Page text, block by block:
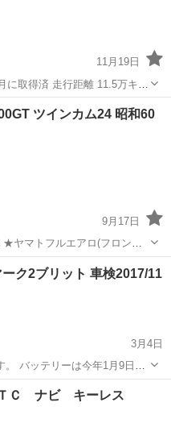
11月19日
取得済 走行距離 11.5万キロ
、前後デフオイル交換済で
ツインカム24 昭和60
9月17日
★ヤマトフルエアロ(フロント.
ーク2ブリット 車検2017/11
3月4日
。 バッテリーは今年1月9日に
マーク2
ＴＣ ナビ キーレス